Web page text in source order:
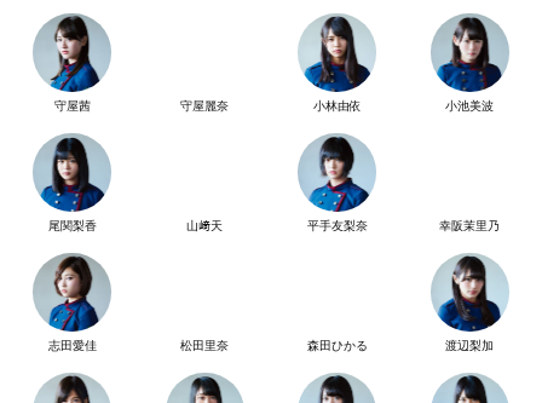
守屋茜 守屋麗奈 小林由依 小池美波
尾関梨香 山﨑天 平手友梨奈 幸阪茉里乃
志田愛佳 松田里奈 森田ひかる 渡辺梨加